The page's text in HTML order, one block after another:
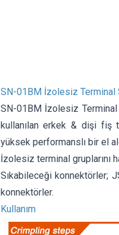
SN-01BM İzolesiz Terminal
SN-01BM İzolesiz
kullanılan erkek & dişi fiş
yüksek performanslı bir el
İzolesiz terminal gruplarını
Sıkabileceği konnektörler;
konnektörler.
Kullanım